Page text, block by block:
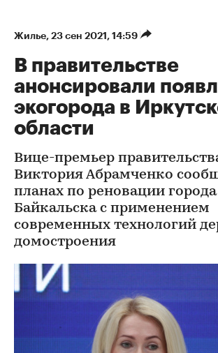
Жилье⁠, 23 сен 2021, 14:59
В правительстве
анонсировали
экогорода в
области
Вице-премьер
Виктория Абрамченко
планах по реновации города
Байкальска с применением
современных технологий
домостроения